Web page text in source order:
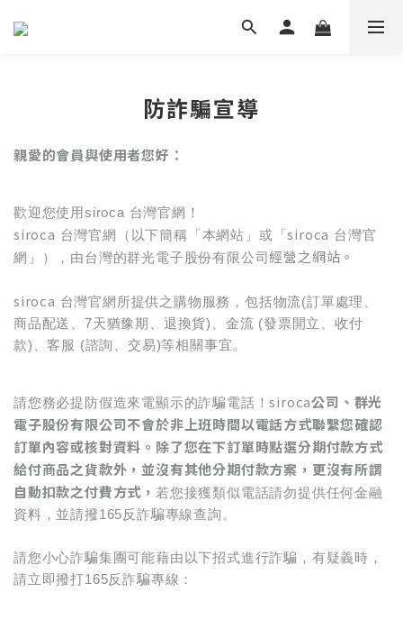
防詐騙宣導
親愛的會員與使用者您好：
歡迎您使用siroca 台灣官網！
siroca 台灣官網（以下簡稱「本網站」或「siroca 台灣官
網」），由台灣的群光電子股份有限公司經營之網站。
siroca 台灣官網所提供之購物服務，包括物流(訂單處理、
商品配送、7天猶豫期、退換貨)、金流 (發票開立、收付
款)、客服 (諮詢、交易)等相關事宜。
請您務必提防假造來電顯示的詐騙電話！siroca公司、群光
電子股份有限公司不會於非上班時間以電話方式聯繫您確認
訂單內容或核對資料。除了您在下訂單時點選分期付款方式
給付商品之貨款外，並沒有其他分期付款方案，更沒有所謂
自動扣款之付費方式， 若您接獲類似電話請勿提供任何金融
資料，並請撥165反詐騙專線查詢。
請您小心詐騙集團可能藉由以下招式進行詐騙，有疑義時，
請立即撥打165反詐騙專線：